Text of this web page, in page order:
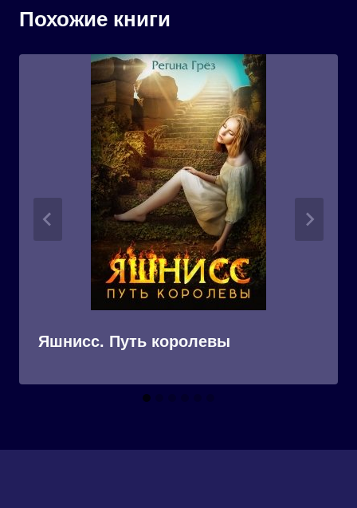
Похожие книги
Яшнисс. Путь королевы